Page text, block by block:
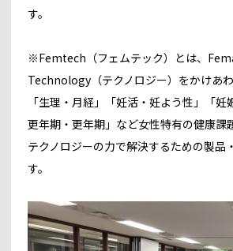
す。
※Femtech（フェムテック）とは、
Technology（テクノロジー）をかけあわ
「生理・月経」「妊活・妊よう性」「
更年期・更年期」など女性特有の健康課
テクノロジーの力で解決するための製品
す。